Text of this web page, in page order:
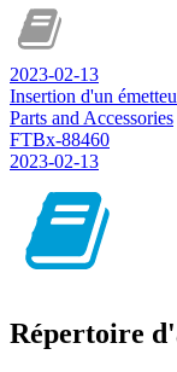
2023-02-13
Insertion d'un
Parts and Accessories
FTBx-88460
2023-02-13
Répertoire